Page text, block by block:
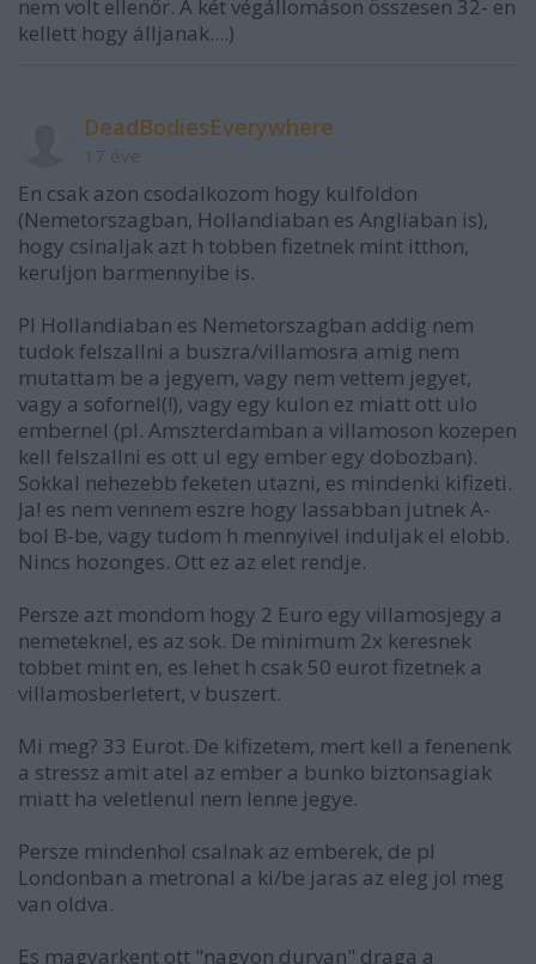
nem volt ellenőr. A két végállomáson összesen 32- en
kellett hogy álljanak....)
DeadBodiesEverywhere
En csak azon csodalkozom hogy kulfoldon
(Nemetorszagban, Hollandiaban es Angliaban is),
hogy csinaljak azt h tobben fizetnek mint itthon,
keruljon barmennyibe is.
Pl Hollandiaban es Nemetorszagban addig nem
tudok felszallni a buszra/villamosra amig nem
mutattam be a jegyem, vagy nem vettem jegyet,
vagy a sofornel(!), vagy egy kulon ez miatt ott ulo
embernel (pl. Amszterdamban a villamoson kozepen
kell felszallni es ott ul egy ember egy dobozban).
Sokkal nehezebb feketen utazni, es mindenki kifizeti.
Ja! es nem vennem eszre hogy lassabban jutnek A-
bol B-be, vagy tudom h mennyivel induljak el elobb.
Nincs hozonges. Ott ez az elet rendje.
Persze azt mondom hogy 2 Euro egy villamosjegy a
nemeteknel, es az sok. De minimum 2x keresnek
tobbet mint en, es lehet h csak 50 eurot fizetnek a
villamosberletert, v buszert.
Mi meg? 33 Eurot. De kifizetem, mert kell a fenenenk
a stressz amit atel az ember a bunko biztonsagiak
miatt ha veletlenul nem lenne jegye.
Persze mindenhol csalnak az emberek, de pl
Londonban a metronal a ki/be jaras az eleg jol meg
van oldva.
Es magyarkent ott "nagyon durvan" draga a